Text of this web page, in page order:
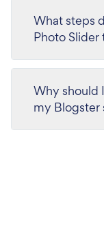
What steps
Photo
Why should
my Blogster